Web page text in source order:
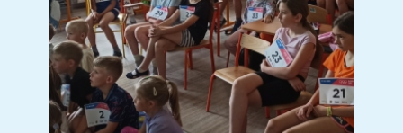
Organizace školního roku
Zvonění
Školská rada
Recyklohraní
Poradenské pracoviště školy